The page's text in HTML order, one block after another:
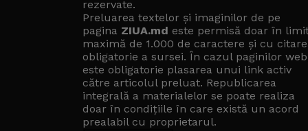
rezervate.
Preluarea textelor și imaginilor de pe
pagina ZIUA.md este permisă doar în
maximă de 1.000 de caractere și cu
obligatorie a sursei. În cazul paginilor
este obligatorie plasarea unui link activ
către articolul preluat. Republicarea
integrală a materialelor se poate realiza
doar în condițiile în care există un acord
prealabil cu proprietarul.